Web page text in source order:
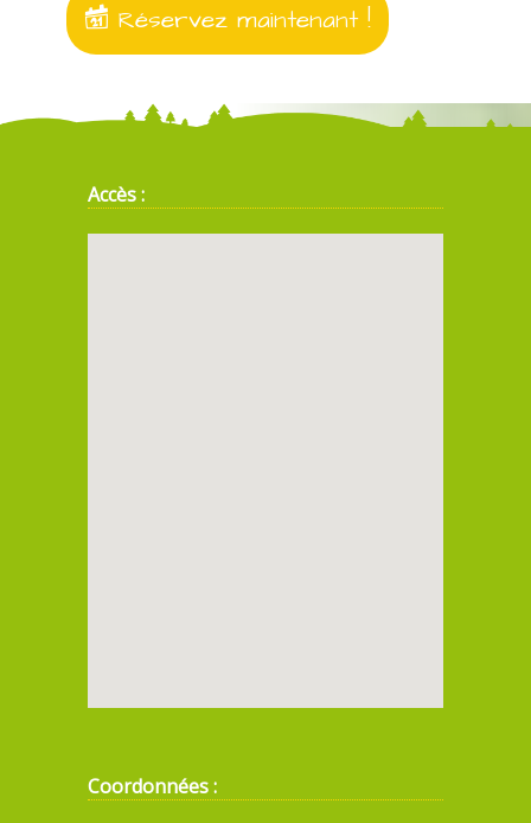
Réservez maintenant !
Accès :
Coordonnées :